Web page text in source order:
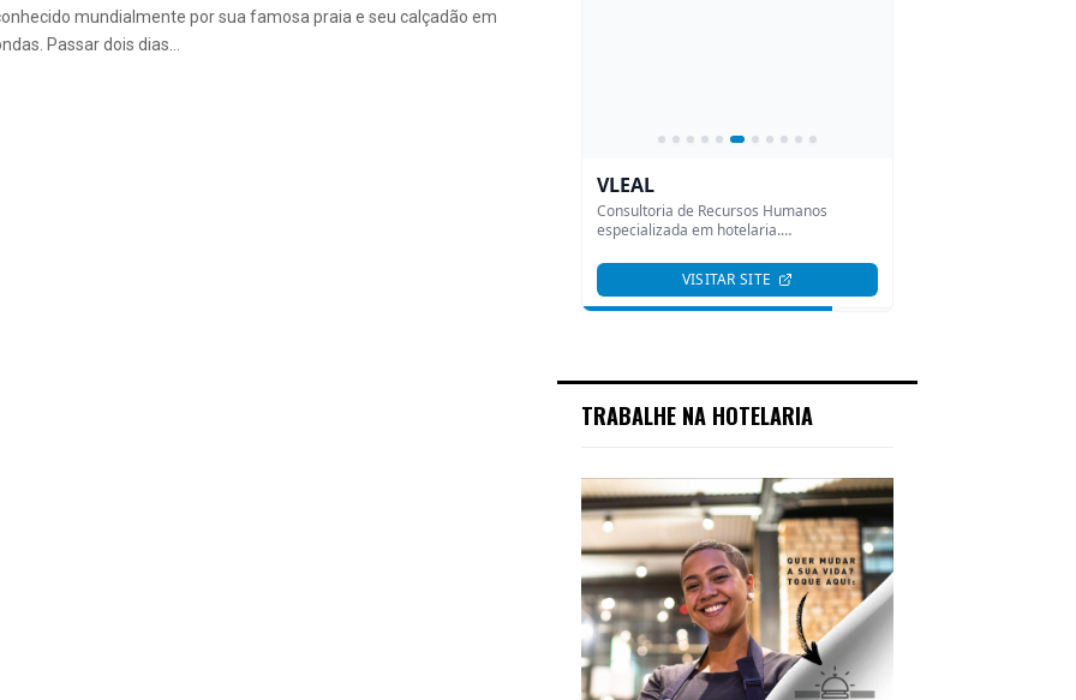
mundialmente por sua famosa praia e seu calçadão em
Passar dois dias...
TRABALHE NA HOTELARIA